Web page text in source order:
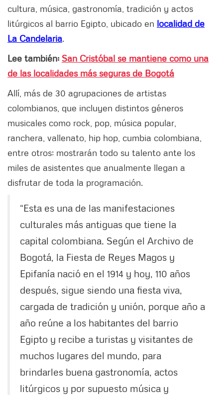
cultura, música, gastronomía, tradición y actos
litúrgicos al barrio Egipto, ubicado en localidad de
La Candelaria.
Lee también: San Cristóbal se mantiene como una
de las localidades más seguras de Bogotá
Allí, más de 30 agrupaciones de artistas
colombianos, que incluyen distintos géneros
musicales como rock, pop, música popular,
ranchera, vallenato, hip hop, cumbia colombiana,
entre otros; mostrarán todo su talento ante los
miles de asistentes que anualmente llegan a
disfrutar de toda la programación.
“Esta es una de las manifestaciones
culturales más antiguas que tiene la
capital colombiana. Según el Archivo de
Bogotá, la Fiesta de Reyes Magos y
Epifanía nació en el 1914 y hoy, 110 años
después, sigue siendo una fiesta viva,
cargada de tradición y unión, porque año a
año reúne a los habitantes del barrio
Egipto y recibe a turistas y visitantes de
muchos lugares del mundo, para
brindarles buena gastronomía, actos
litúrgicos y por supuesto música y